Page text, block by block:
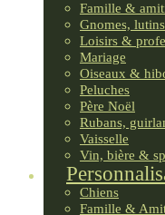
Famille &
Gnomes,
Loisirs &
Mariage
Oiseaux &
Peluches
Père Noël
Rubans,
Vaisselle
Vin, bière &
Chiens
Famille &